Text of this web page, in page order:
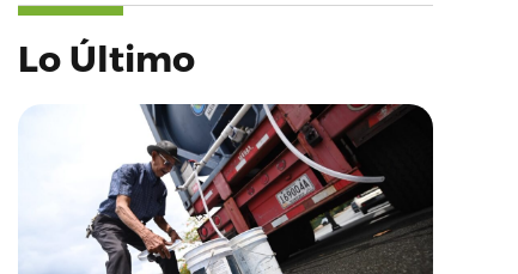
Lo Último